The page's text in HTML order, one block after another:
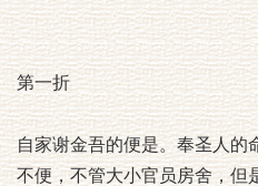
第一折
自家谢金吾的便是。奉圣人的
不便，不管大小官员房舍，但